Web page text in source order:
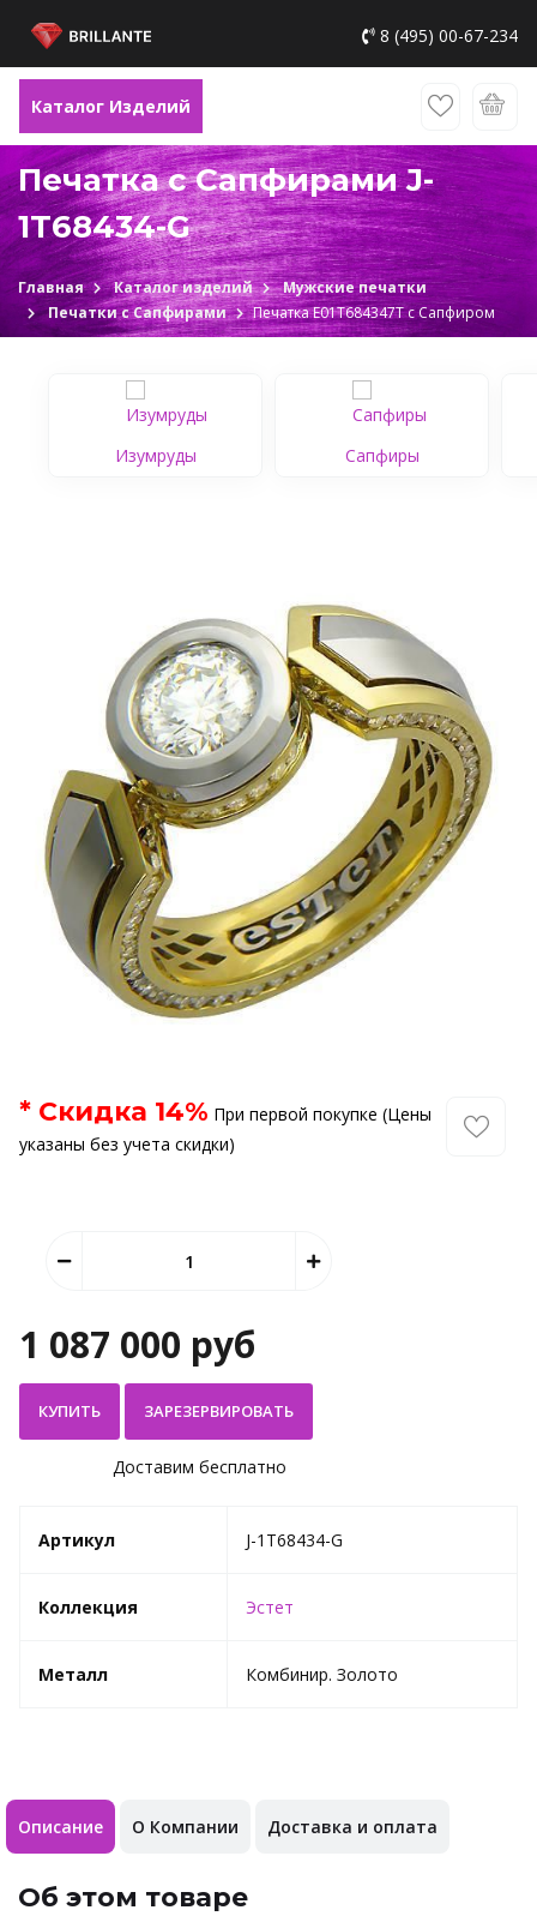
8 (495) 00-67-234
Каталог Изделий
Печатка с Сапфирами J-
1Т68434-G
Главная Каталог изделий
Мужские печатки
Печатки с Сапфирами
Печатка Е01Т684347Т c Сапфиром
Изумруды Сапфиры
* Скидка 14% При первой покупке (Цены
указаны без учета скидки)
1 087 000 руб
КУПИТЬ
Доставим бесплатно
Артикул J-1Т68434-G
Коллекция Эстет
Металл Комбинир. Золото
Описание О Компании Доставка и оплата
Об этом товаре